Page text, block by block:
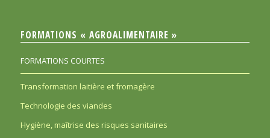
FORMATIONS « AGROALIMENTAIRE »
FORMATIONS COURTES
Transformation laitière et fromagère
Technologie des viandes
Hygiène, maîtrise des risques sanitaires